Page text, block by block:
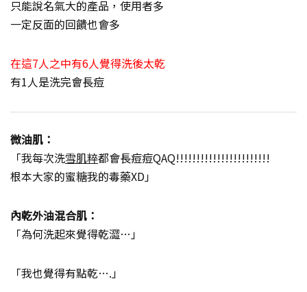
只能說名氣大的產品，使用者多
一定反面的回饋也會多
在這7人之中有6人覺得洗後太乾
有1人是洗完會長痘
微油肌：
「我每次洗雪肌粹都會長痘痘QAQ!!!!!!!!!!!!!!!!!!!!!!!
根本大家的蜜糖我的毒藥XD」
內乾外油混合肌：
「為何洗起來覺得乾澀…」
「我也覺得有點乾….」